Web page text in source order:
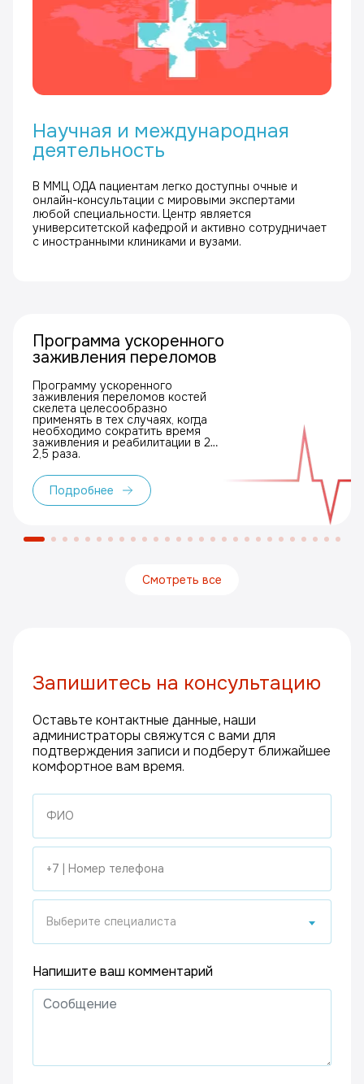
Научная и международная
деятельность
В ММЦ ОДА пациентам легко доступны очные и
онлайн-консультации с мировыми экспертами
любой специальности. Центр является
университетской кафедрой и активно сотрудничает
с иностранными клиниками и вузами.
Программа ускоренного
заживления переломов
Программу ускоренного
заживления переломов костей
скелета целесообразно
применять в тех случаях, когда
необходимо сократить время
заживления и реабилитации в 2–
2,5 раза.
Подробнее
Смотреть все
Запишитесь на консультацию
Оставьте контактные данные, наши
администраторы свяжутся с вами для
подтверждения записи и подберут ближайшее
комфортное вам время.
Выберите специалиста
Напишите ваш комментарий